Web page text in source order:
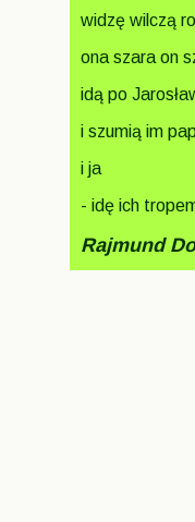
widzę wilczą
ona szara on
idą po
i szumią im
i ja
- idę ich
Rajmund